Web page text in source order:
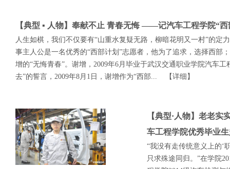
【典型 ▪ 人物】奉献不止 青春无悔 ——记汽车工程学院“
人生如棋，我们不仅要有“山重水复疑无路，柳暗花明又一村”的定
事主人公是一名优秀的“西部计划”志愿者，他为了追求，选择西部
增的“无悔青春”。谢增，2009年6月毕业于武汉交通职业学院汽车
去”的誓言，2009年8月1日，谢增作为“西部...
【详细】
【典型·人物】老老
车工程学院优秀毕业
“我没有走传统意义上的‘
只求殊途同归。”在学院